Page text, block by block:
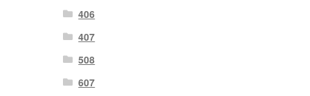
406
407
508
607